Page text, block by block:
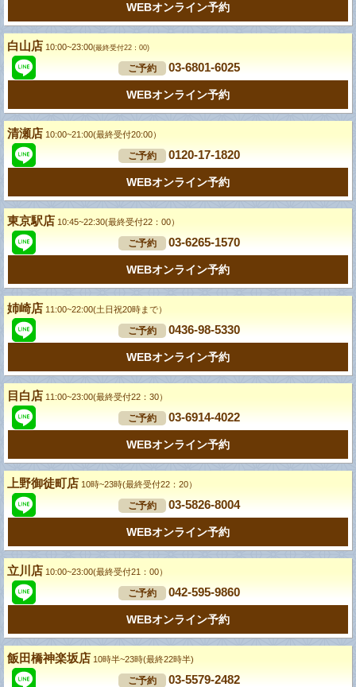
WEBオンライン予約
白山店 10:00~23:00(最終受付22：00)
ご予約 03-6801-6025
WEBオンライン予約
清瀬店 10:00~21:00(最終受付20:00）
ご予約 0120-17-1820
WEBオンライン予約
東京駅店 10:45~22:30(最終受付22：00）
ご予約 03-6265-1570
WEBオンライン予約
姉崎店 11:00~22:00(土日祝20時まで）
ご予約 0436-98-5330
WEBオンライン予約
目白店 11:00~23:00(最終受付22：30）
ご予約 03-6914-4022
WEBオンライン予約
上野御徒町店 10時~23時(最終受付22：20）
ご予約 03-5826-8004
WEBオンライン予約
立川店 10:00~23:00(最終受付21：00）
ご予約 042-595-9860
WEBオンライン予約
飯田橋神楽坂店 10時半~23時(最終22時半)
ご予約 03-5579-2482